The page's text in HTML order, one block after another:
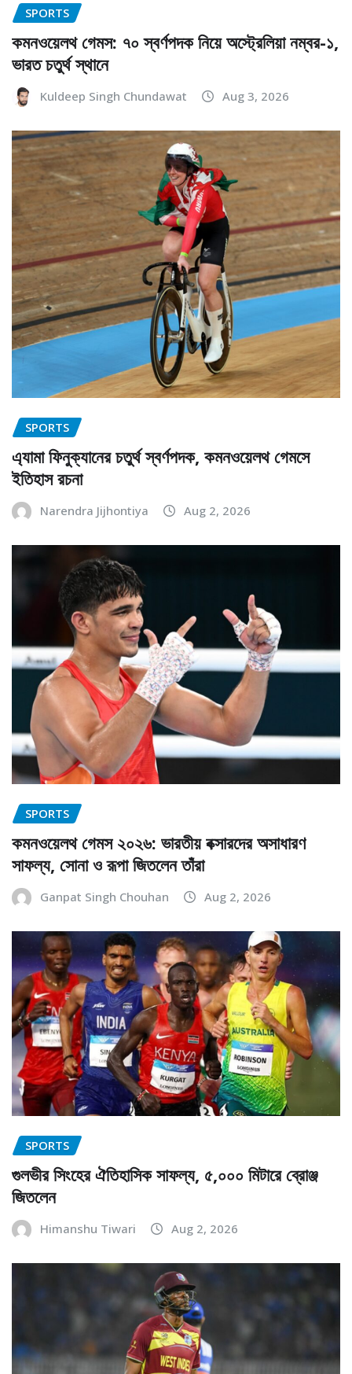
SPORTS
কমনওয়েলথ গেমস: ৭০ স্বর্ণপদক নিয়ে অস্ট্রেলিয়া নম্বর-১,
ভারত চতুর্থ স্থানে
Kuldeep Singh Chundawat Aug 3, 2026
SPORTS
এ্যামা ফিনুক্যানের চতুর্থ স্বর্ণপদক, কমনওয়েলথ গেমসে
ইতিহাস রচনা
Narendra Jijhontiya Aug 2, 2026
SPORTS
কমনওয়েলথ গেমস ২০২৬: ভারতীয় বক্সারদের অসাধারণ
সাফল্য, সোনা ও রূপা জিতলেন তাঁরা
Ganpat Singh Chouhan Aug 2, 2026
SPORTS
গুলভীর সিংহের ঐতিহাসিক সাফল্য, ৫,০০০ মিটারে ব্রোঞ্জ
জিতলেন
Himanshu Tiwari Aug 2, 2026